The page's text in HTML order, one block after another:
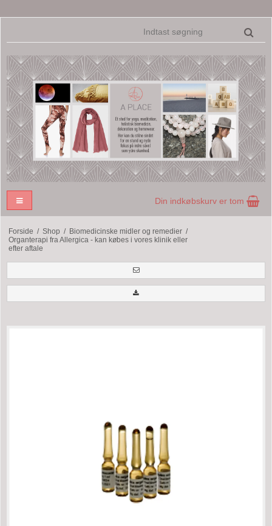
Din indkøbskurv er tom
Forside / Shop / Biomedicinske midler og remedier /
Organterapi fra Allergica - kan købes i vores klinik eller
efter aftale